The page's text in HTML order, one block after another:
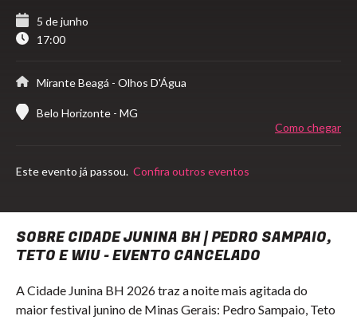
5 de junho
17:00
Mirante Beagá - Olhos D'Água
Belo Horizonte - MG
Como chegar
Este evento já passou. Confira outros eventos
SOBRE CIDADE JUNINA BH | PEDRO SAMPAIO,
TETO E WIU - EVENTO CANCELADO
A Cidade Junina BH 2026 traz a noite mais agitada do
maior festival junino de Minas Gerais: Pedro Sampaio, Teto